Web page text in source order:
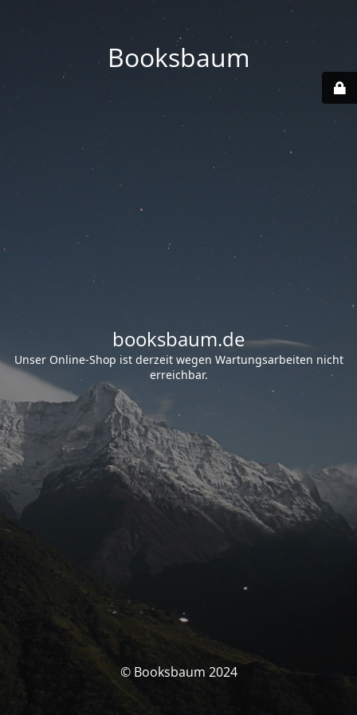
Booksbaum
booksbaum.de
Unser Online-Shop ist derzeit wegen Wartungsarbeiten nicht
erreichbar.
© Booksbaum 2024